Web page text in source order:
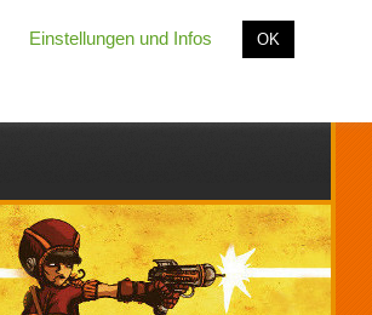
Einstellungen und Infos OK